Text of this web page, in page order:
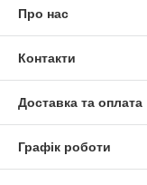
Про нас
Контакти
Доставка та оплата
Графік роботи